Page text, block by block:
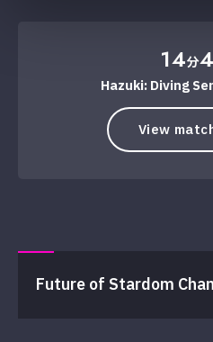
14分
Hazuki: Diving
View
Future of Stardom